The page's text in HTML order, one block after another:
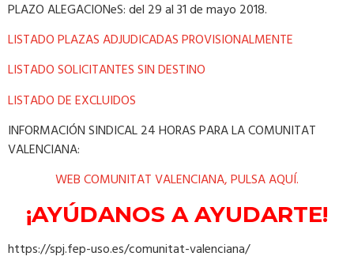
PLAZO ALEGACIONeS: del 29 al 31 de mayo 2018.
LISTADO PLAZAS ADJUDICADAS PROVISIONALMENTE
LISTADO SOLICITANTES SIN DESTINO
LISTADO DE EXCLUIDOS
INFORMACIÓN SINDICAL 24 HORAS PARA LA COMUNITAT
VALENCIANA:
WEB COMUNITAT VALENCIANA, PULSA AQUÍ.
¡AYÚDANOS A AYUDARTE!
https://spj.fep-uso.es/comunitat-valenciana/